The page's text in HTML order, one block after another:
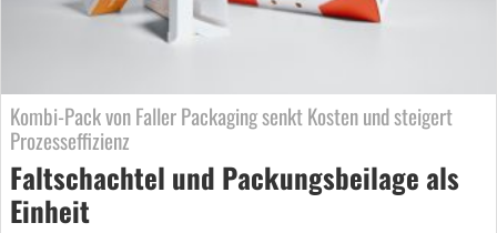
Kombi-Pack von Faller Packaging senkt Kosten und steigert
Prozesseffizienz
Faltschachtel und Packungsbeilage als
Einheit